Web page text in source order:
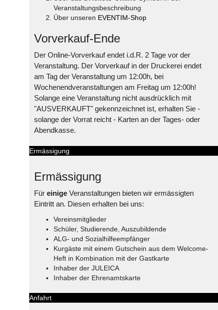
Veranstaltungsbeschreibung
Über unseren EVENTIM-Shop
Vorverkauf-Ende
Der Online-Vorverkauf endet i.d.R. 2 Tage vor der
Veranstaltung. Der Vorverkauf in der Druckerei endet
am Tag der Veranstaltung um 12:00h, bei
Wochenendveranstaltungen am Freitag um 12:00h!
Solange eine Veranstaltung nicht ausdrücklich mit
"AUSVERKAUFT" gekennzeichnet ist, erhalten Sie -
solange der Vorrat reicht - Karten an der Tages- oder
Abendkasse.
Ermässigung
Ermässigung
Für einige Veranstaltungen bieten wir ermässigten
Eintritt an. Diesen erhalten bei uns:
Vereinsmitglieder
Schüler, Studierende, Auszubildende
ALG- und Sozialhilfeempfänger
Kurgäste mit einem Gutschein aus dem Welcome-
Heft in Kombination mit der Gastkarte
Inhaber der JULEICA
Inhaber der Ehrenamtskarte
Anfahrt